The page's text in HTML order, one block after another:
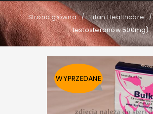
Strona główna / Titan Healthcare /
testosteronów 500mg)
WYPRZEDANE